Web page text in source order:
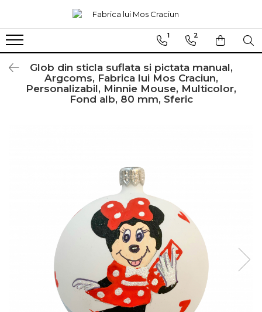
Ø120
Sferice
1 2
Glob din sticla suflata si pictata manual,
Argcoms, Fabrica lui Mos Craciun,
Personalizabil, Minnie Mouse, Multicolor,
Fond alb, 80 mm, Sferic